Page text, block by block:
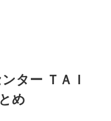
ター ＴＡＩ
め